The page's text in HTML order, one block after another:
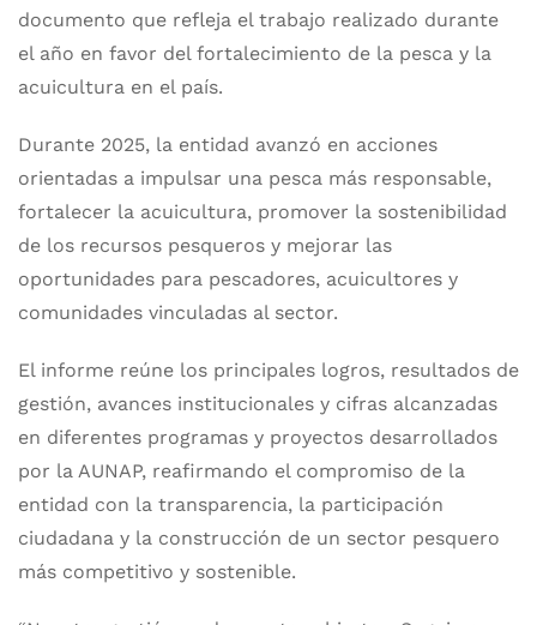
documento que refleja el trabajo realizado durante
el año en favor del fortalecimiento de la pesca y la
acuicultura en el país.
Durante 2025, la entidad avanzó en acciones
orientadas a impulsar una pesca más responsable,
fortalecer la acuicultura, promover la sostenibilidad
de los recursos pesqueros y mejorar las
oportunidades para pescadores, acuicultores y
comunidades vinculadas al sector.
El informe reúne los principales logros, resultados de
gestión, avances institucionales y cifras alcanzadas
en diferentes programas y proyectos desarrollados
por la AUNAP, reafirmando el compromiso de la
entidad con la transparencia, la participación
ciudadana y la construcción de un sector pesquero
más competitivo y sostenible.